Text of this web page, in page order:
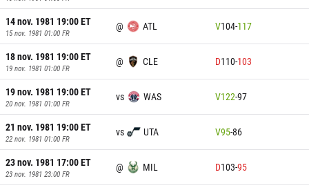
14 nov. 1981 19:00ET
15 nov. 1981 01:00 FR
@ ATL V104-117
18 nov. 1981 19:00ET
19 nov. 1981 01:00 FR
@ CLE D110-103
19 nov. 1981 19:00ET
20 nov. 1981 01:00 FR
vs WAS V122-97
21 nov. 1981 19:00ET
22 nov. 1981 01:00 FR
vs UTA V95-86
23 nov. 1981 17:00ET
23 nov. 1981 23:00 FR
@ MIL D103-95